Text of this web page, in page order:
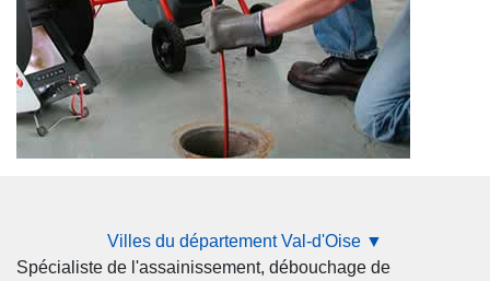
Villes du département Val-d'Oise ▼
Spécialiste de l'assainissement, débouchage de